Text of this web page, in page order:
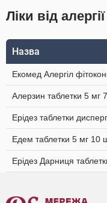
Ліки від
Назва
Екомед Алергіл
Алерзин таблетки 5 мг
Ерідез таблетки
Едем таблетки 5 мг 10
Ерідез Дарниця